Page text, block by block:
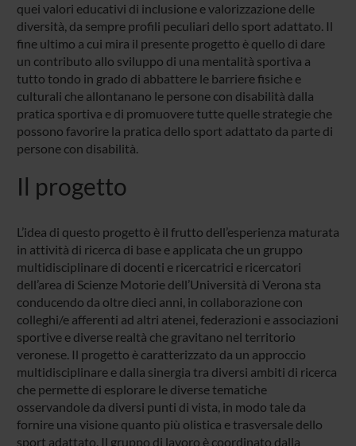
quei valori educativi di inclusione e valorizzazione delle
diversità, da sempre profili peculiari dello sport adattato. Il
fine ultimo a cui mira il presente progetto è quello di dare
un contributo allo sviluppo di una mentalità sportiva a
tutto tondo in grado di abbattere le barriere fisiche e
culturali che allontanano le persone con disabilità dalla
pratica sportiva e di promuovere tutte quelle strategie che
possono favorire la pratica dello sport adattato da parte di
persone con disabilità.
Il progetto
L’idea di questo progetto è il frutto dell’esperienza maturata
in attività di ricerca di base e applicata che un gruppo
multidisciplinare di docenti e ricercatrici e ricercatori
dell’area di Scienze Motorie dell’Università di Verona sta
conducendo da oltre dieci anni, in collaborazione con
colleghi/e afferenti ad altri atenei, federazioni e associazioni
sportive e diverse realtà che gravitano nel territorio
veronese. Il progetto è caratterizzato da un approccio
multidisciplinare e dalla sinergia tra diversi ambiti di ricerca
che permette di esplorare le diverse tematiche
osservandole da diversi punti di vista, in modo tale da
fornire una visione quanto più olistica e trasversale dello
sport adattato. Il gruppo di lavoro è coordinato dalla